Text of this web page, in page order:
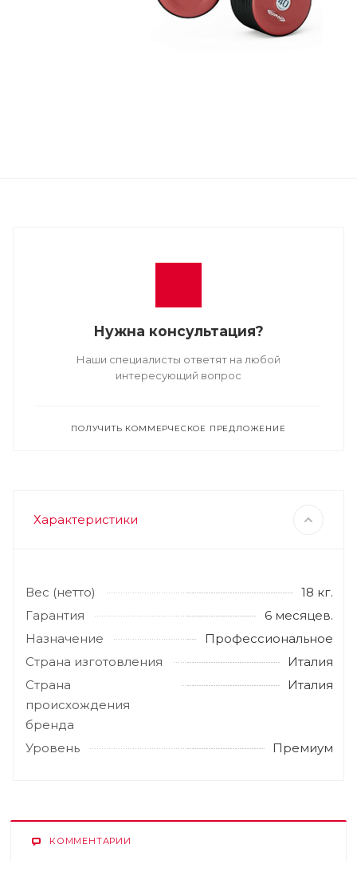
Нужна консультация?
Наши специалисты ответят на любой
интересующий вопрос
ПОЛУЧИТЬ КОММЕРЧЕСКОЕ ПРЕДЛОЖЕНИЕ
Характеристики
Вес (нетто)
18 кг.
Гарантия
6 месяцев.
Назначение
Профессиональное
Страна изготовления
Италия
Страна
происхождения
бренда
Италия
Уровень Премиум
КОММЕНТАРИИ